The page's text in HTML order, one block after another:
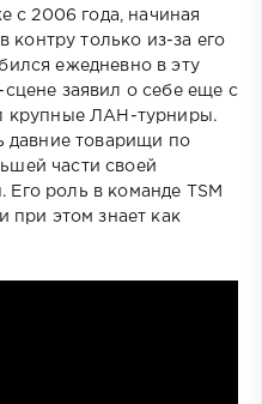
с 2006 года, начиная
контру только из-за его
ежедневно в эту
заявил о себе еще с
крупные ЛАН-турниры.
давние товарищи по
части своей
роль в команде TSM
при этом знает как